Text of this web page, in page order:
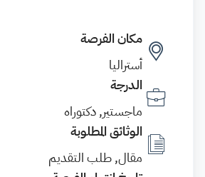
مكان الفرصة
أستراليا
الدرجة
ماجستير, دكتوراه
الوثائق المطلوبة
مقال, طلب التقديم